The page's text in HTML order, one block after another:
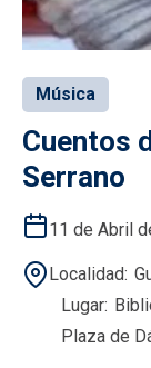
Música
Cuentos
Serrano
11 de Abril
Localidad
Lugar
Plaza de